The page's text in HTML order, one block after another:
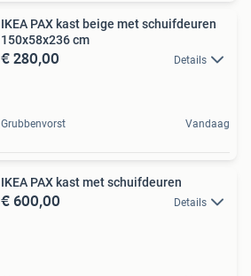
IKEA PAX kast beige met schuifdeuren
150x58x236 cm
€ 280,00 Details
Grubbenvorst Vandaag
IKEA PAX kast met schuifdeuren
€ 600,00 Details